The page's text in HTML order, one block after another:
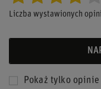
Liczba wystawionych
Pokaż tylko